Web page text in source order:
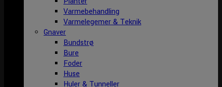
Varmebehandling
Varmelegemer & Teknik
Gnaver
Bundstrø
Bure
Foder
Huse
Huler & Tunneller